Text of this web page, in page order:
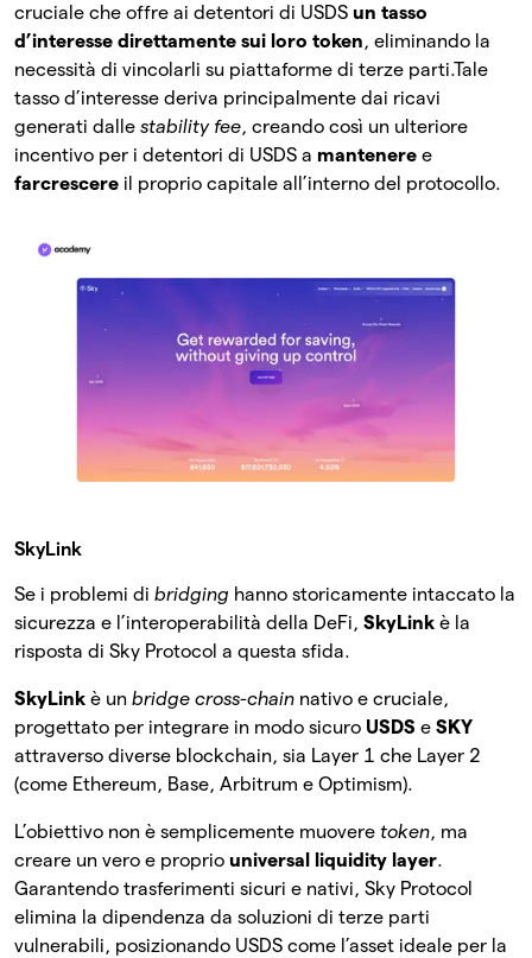
cruciale che offre ai detentori di USDS un tasso
d’interesse direttamente sui loro token, eliminando la
necessità di vincolarli su piattaforme di terze parti.Tale
tasso d’interesse deriva principalmente dai ricavi
generati dalle stability fee, creando così un ulteriore
incentivo per i detentori di USDS a mantenere e
farcrescere il proprio capitale all’interno del protocollo.
SkyLink
Se i problemi di bridging hanno storicamente intaccato la
sicurezza e l’interoperabilità della DeFi, SkyLink è la
risposta di Sky Protocol a questa sfida.
SkyLink è un bridge cross-chain nativo e cruciale,
progettato per integrare in modo sicuro USDS e SKY
attraverso diverse blockchain, sia Layer 1 che Layer 2
(come Ethereum, Base, Arbitrum e Optimism).
L’obiettivo non è semplicemente muovere token, ma
creare un vero e proprio universal liquidity layer.
Garantendo trasferimenti sicuri e nativi, Sky Protocol
elimina la dipendenza da soluzioni di terze parti
vulnerabili, posizionando USDS come l’asset ideale per la